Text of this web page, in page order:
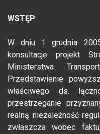
WSTĘP
W dniu 1 grudnia
konsultacje projekt
Ministerstwa
Przedstawienie
właściwego ds.
przestrzeganie
realną niezależność
zwłaszcza wobec